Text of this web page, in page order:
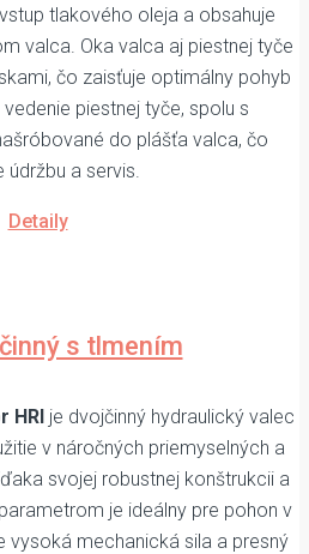
tlakového oleja a obsahuje
valca. Oka valca aj piestnej tyče
čo zaisťuje optimálny pohyb
piestnej tyče, spolu s
do plášťa valca, čo
údržbu a servis.
Detaily
s tlmením
HRIje dvojčinný hydraulický valec
v náročných priemyselných a
svojej robustnej konštrukcii a
je ideálny pre pohon v
vysoká mechanická sila a presný